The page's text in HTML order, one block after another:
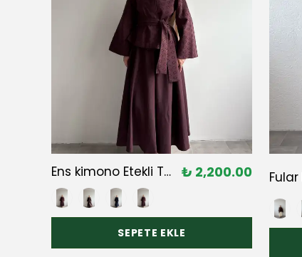
Ens kimono Etekli Takım ₺ 2,200.00
SEPETE EKLE